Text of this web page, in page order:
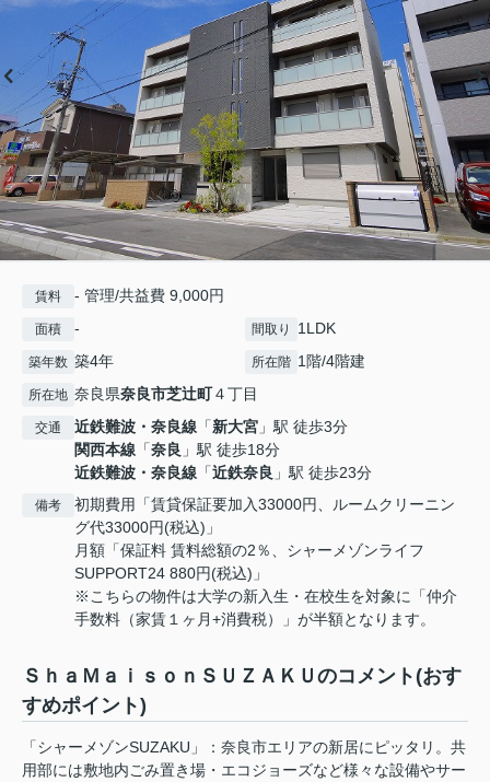
賃料 - 管理/共益費 9,000円
面積 - 間取り 1LDK
築年数 築4年 所在階 1階/4階建
所在地 奈良県奈良市芝辻町４丁目
交通 近鉄難波・奈良線 「新大宮 」駅 徒歩3分
関西本線 「奈良 」駅 徒歩18分
近鉄難波・奈良線 「近鉄奈良 」駅 徒歩23分
備考
初期費用「賃貸保証要加入33000円、ルームクリーニン
グ代33000円(税込)」
月額「保証料 賃料総額の2％、シャーメゾンライフ
SUPPORT24 880円(税込)」
※こちらの物件は大学の新入生・在校生を対象に「仲介
手数料（家賃１ヶ月+消費税）」が半額となります。
ＳｈａＭａｉｓｏｎＳＵＺＡＫＵのコメント(おす
すめポイント)
「シャーメゾンSUZAKU」：奈良市エリアの新居にピッタリ。共
用部には敷地内ごみ置き場・エコジョーズなど様々な設備やサー